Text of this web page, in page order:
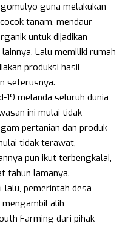
guna melakukan
tanam, mendaur
untuk dijadikan
Lalu memiliki rumah
produksi hasil
seterusnya.
19 melanda seluruh dunia
ini mulai tidak
pertanian dan produk
tidak terawat,
pun ikut terbengkalai,
tahun lamanya.
lalu, pemerintah desa
alih
Farming dari pihak